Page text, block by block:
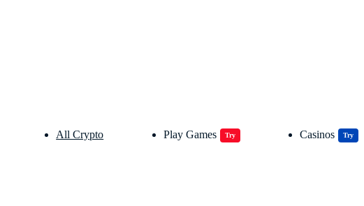
All Crypto Play Games Try Casinos Try